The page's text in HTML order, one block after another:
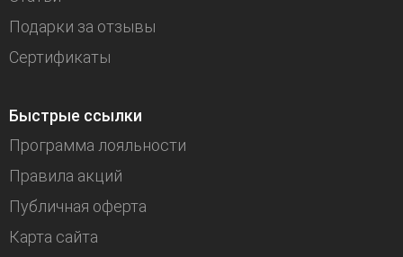
Подарки за отзывы
Сертификаты
Быстрые ссылки
Программа лояльности
Правила акций
Публичная оферта
Карта сайта